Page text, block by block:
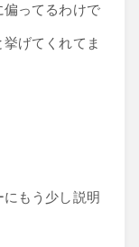
偏ってるわけで
げてくれてま
もう少し説明